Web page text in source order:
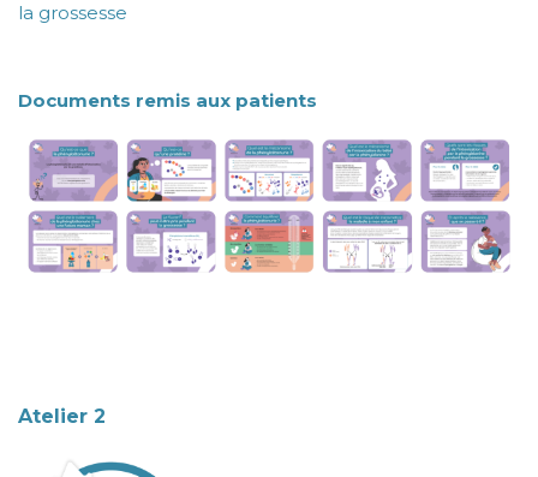
la grossesse
Documents remis aux patients
Atelier 2